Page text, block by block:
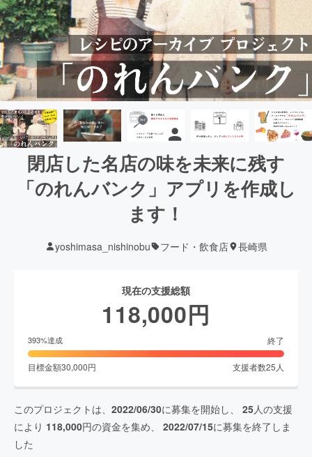
閉店した名店の味を未来に残す
「のれんバンク」アプリを作成し
ます！
yoshimasa_nishinobu フード・飲食店 長崎県
現在の支援総額
118,000円
393%達成 終了
目標金額30,000円 支援者数25 人
このプロジェクトは、 2022/06/30に募集を開始し、 25人の支援
により 118,000円の資金を集め、 2022/07/15に募集を終了しま
した